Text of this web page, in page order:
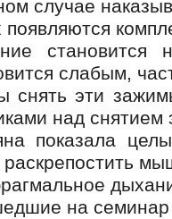
случае
появляются
становится
слабым,
снять эти
над снятием
показала
раскрепостить
на семинар